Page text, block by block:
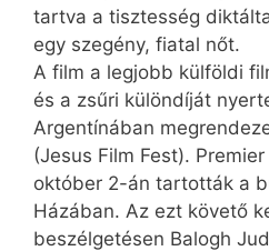
tartva a tisztesség
egy szegény, fiatal nőt.
A film a legjobb külföldi
és a zsűri különdíját
Argentínában
(Jesus Film Fest).
október 2-án tartották a
Házában. Az ezt követő
beszélgetésen Balogh